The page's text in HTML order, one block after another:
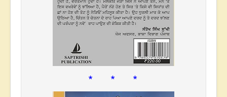
* * *